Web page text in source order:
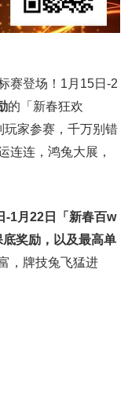
赛登场！1月15日-2
的「新春狂欢
玩家参赛，千万别错
连连，鸿兔大展，
-1月22日「新春百w
奖励，以及最高单
，牌技兔飞猛进